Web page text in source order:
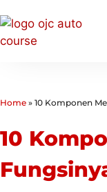
Home » 10 Komponen
10